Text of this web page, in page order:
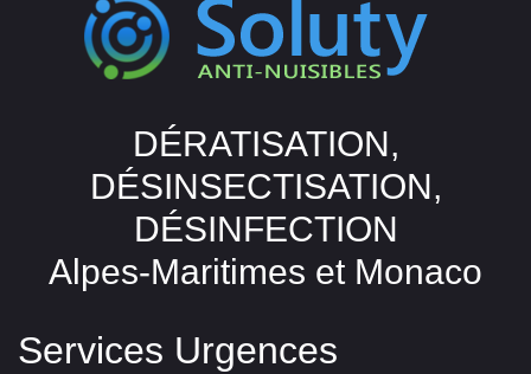
DÉRATISATION,
DÉSINSECTISATION,
DÉSINFECTION
Alpes-Maritimes et Monaco
Services Urgences